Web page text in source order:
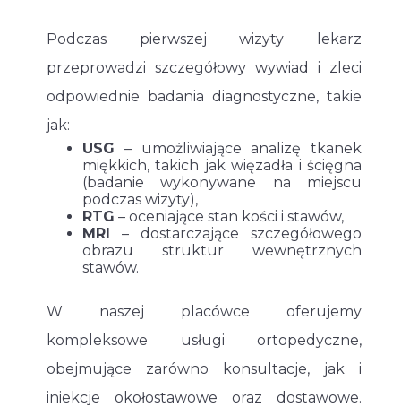
Podczas pierwszej wizyty lekarz
przeprowadzi szczegółowy wywiad i zleci
odpowiednie badania diagnostyczne, takie
jak:
USG – umożliwiające analizę tkanek
miękkich, takich jak więzadła i ścięgna
(badanie wykonywane na miejscu
podczas wizyty),
RTG – oceniające stan kości i stawów,
MRI – dostarczające szczegółowego
obrazu struktur wewnętrznych
stawów.
W naszej placówce oferujemy
kompleksowe usługi ortopedyczne,
obejmujące zarówno konsultacje, jak i
iniekcje okołostawowe oraz dostawowe.